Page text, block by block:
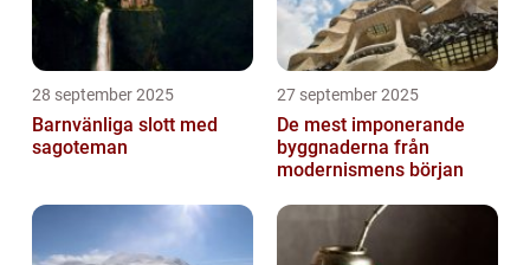
28 september 2025
Barnvänliga slott med
sagoteman
27 september 2025
De mest imponerande
byggnaderna från
modernismens början